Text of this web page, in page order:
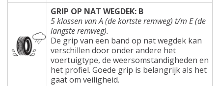
GRIP OP NAT WEGDEK: B
5 klassen van A (de kortste remweg) t/m E (de
langste remweg).
De grip van een band op nat wegdek kan
verschillen door onder andere het
voertuigtype, de weersomstandigheden en
het profiel. Goede grip is belangrijk als het
gaat om veiligheid.